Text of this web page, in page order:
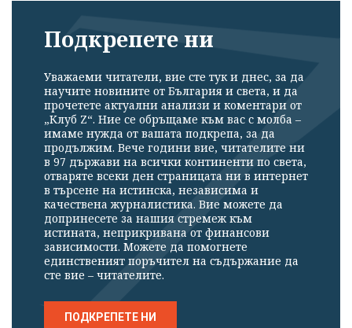
Подкрепете ни
Уважаеми читатели, вие сте тук и днес, за да
научите новините от България и света, и да
прочетете актуални анализи и коментари от
„Клуб Z“. Ние се обръщаме към вас с молба –
имаме нужда от вашата подкрепа, за да
продължим. Вече години вие, читателите ни
в 97 държави на всички континенти по света,
отваряте всеки ден страницата ни в интернет
в търсене на истинска, независима и
качествена журналистика. Вие можете да
допринесете за нашия стремеж към
истината, неприкривана от финансови
зависимости. Можете да помогнете
единственият поръчител на съдържание да
сте вие – читателите.
ПОДКРЕПЕТЕ НИ